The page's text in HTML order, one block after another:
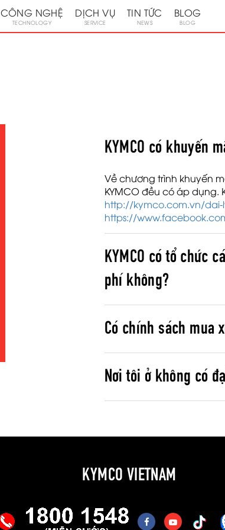
CÔNG NGHỆ
TECHNOLOGY
DỊCH VỤ
SERVICE
TIN TỨC
NEWS
BLOG
BLOG
KYMCO có khuyến
Về chương trình khuyến
KYMCO đều có áp dụng.
http://kymco.com.vn/dai-
https://
KYMCO có tổ chức
phí không?
Có chính sách mua
Nơi tôi ở không có
KYMCO VIETNAM